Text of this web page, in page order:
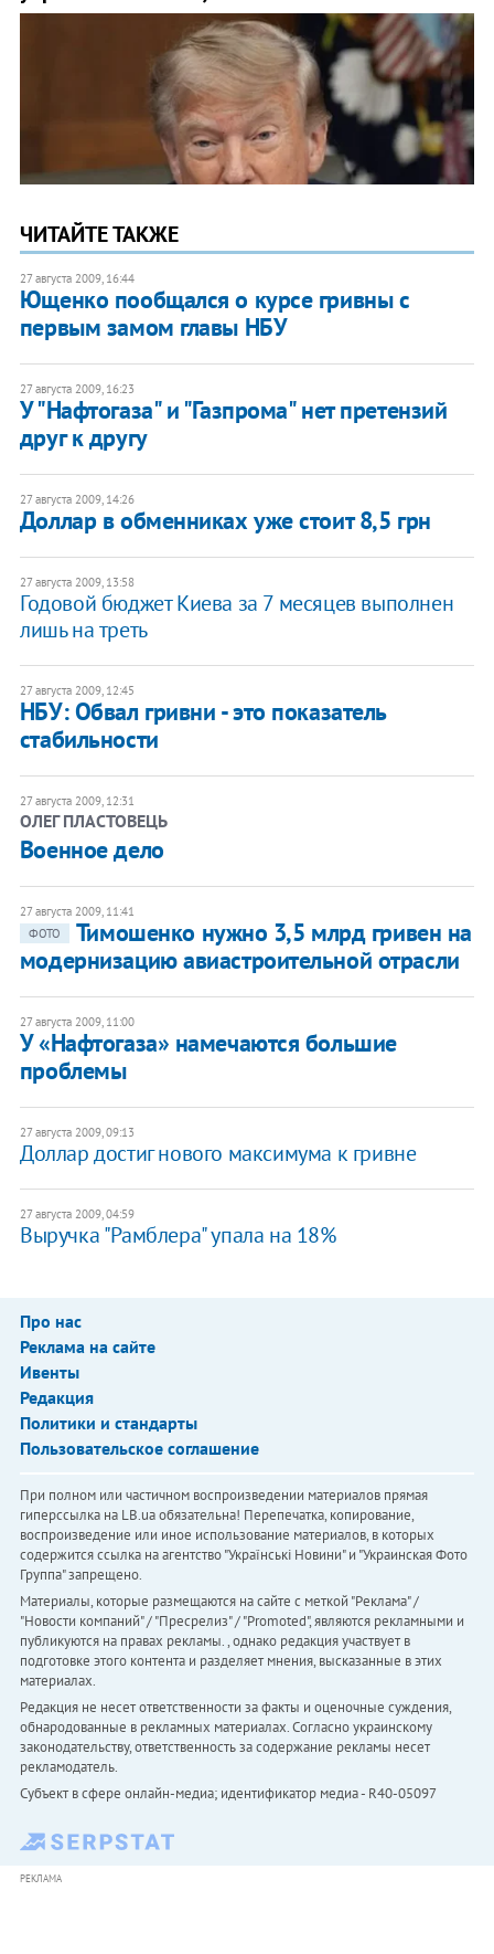
ЧИТАЙТЕ ТАКЖЕ
27 августа 2009, 16:44
Ющенко пообщался о курсе гривны с
первым замом главы НБУ
27 августа 2009, 16:23
У "Нафтогаза" и "Газпрома" нет претензий
друг к другу
27 августа 2009, 14:26
Доллар в обменниках уже стоит 8,5 грн
27 августа 2009, 13:58
Годовой бюджет Киева за 7 месяцев выполнен
лишь на треть
27 августа 2009, 12:45
НБУ: Обвал гривни - это показатель
стабильности
27 августа 2009, 12:31
ОЛЕГ ПЛАСТОВЕЦЬ
Военное дело
27 августа 2009, 11:41
ФОТО
Тимошенко нужно 3,5 млрд гривен на
модернизацию авиастроительной отрасли
27 августа 2009, 11:00
У «Нафтогаза» намечаются большие
проблемы
27 августа 2009, 09:13
Доллар достиг нового максимума к гривне
27 августа 2009, 04:59
Выручка "Рамблера" упала на 18%
Про нас
Реклама на сайте
Ивенты
Редакция
Политики и стандарты
Пользовательское соглашение
При полном или частичном воспроизведении материалов прямая
гиперссылка на LB.ua обязательна! Перепечатка, копирование,
воспроизведение или иное использование материалов, в которых
содержится ссылка на агентство "Українськi Новини" и "Украинская Фото
Группа" запрещено.
Материалы, которые размещаются на сайте с меткой "Реклама" /
"Новости компаний" / "Пресрелиз" / "Promoted", являются рекламными и
публикуются на правах рекламы. , однако редакция участвует в
подготовке этого контента и разделяет мнения, высказанные в этих
материалах.
Редакция не несет ответственности за факты и оценочные суждения,
обнародованные в рекламных материалах. Согласно украинскому
законодательству, ответственность за содержание рекламы несет
рекламодатель.
Субъект в сфере онлайн-медиа; идентификатор медиа - R40-05097
РЕКЛАМА